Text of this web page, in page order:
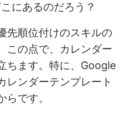
にあるのだろう？
先順位付けのスキルの
この点で、カレンダー
ちます。特に、Google
レンダーテンプレート
です。